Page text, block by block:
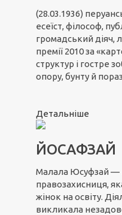
(28.03.1936)
есеїст, філософ,
громадський діяч,
премії 2010 за
структур і гостре
опору, бунту й
Детальніше
ЙОСАФЗАЙ
Малала Юсуфзай —
правозахисниця,
жінок на освіту.
викликала